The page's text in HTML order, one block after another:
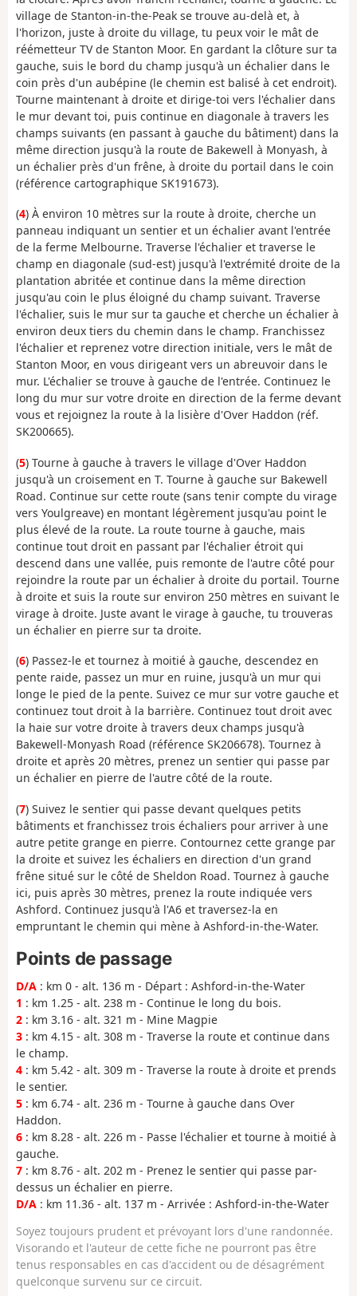
village de Stanton-in-the-Peak se trouve au-delà et, à
l'horizon, juste à droite du village, tu peux voir le mât de
réémetteur TV de Stanton Moor. En gardant la clôture sur ta
gauche, suis le bord du champ jusqu'à un échalier dans le
coin près d'un aubépine (le chemin est balisé à cet endroit).
Tourne maintenant à droite et dirige-toi vers l'échalier dans
le mur devant toi, puis continue en diagonale à travers les
champs suivants (en passant à gauche du bâtiment) dans la
même direction jusqu'à la route de Bakewell à Monyash, à
un échalier près d'un frêne, à droite du portail dans le coin
(référence cartographique SK191673).
(4) À environ 10 mètres sur la route à droite, cherche un
panneau indiquant un sentier et un échalier avant l'entrée
de la ferme Melbourne. Traverse l'échalier et traverse le
champ en diagonale (sud-est) jusqu'à l'extrémité droite de la
plantation abritée et continue dans la même direction
jusqu'au coin le plus éloigné du champ suivant. Traverse
l'échalier, suis le mur sur ta gauche et cherche un échalier à
environ deux tiers du chemin dans le champ. Franchissez
l'échalier et reprenez votre direction initiale, vers le mât de
Stanton Moor, en vous dirigeant vers un abreuvoir dans le
mur. L'échalier se trouve à gauche de l'entrée. Continuez le
long du mur sur votre droite en direction de la ferme devant
vous et rejoignez la route à la lisière d'Over Haddon (réf.
SK200665).
(5) Tourne à gauche à travers le village d'Over Haddon
jusqu'à un croisement en T. Tourne à gauche sur Bakewell
Road. Continue sur cette route (sans tenir compte du virage
vers Youlgreave) en montant légèrement jusqu'au point le
plus élevé de la route. La route tourne à gauche, mais
continue tout droit en passant par l'échalier étroit qui
descend dans une vallée, puis remonte de l'autre côté pour
rejoindre la route par un échalier à droite du portail. Tourne
à droite et suis la route sur environ 250 mètres en suivant le
virage à droite. Juste avant le virage à gauche, tu trouveras
un échalier en pierre sur ta droite.
(6) Passez-le et tournez à moitié à gauche, descendez en
pente raide, passez un mur en ruine, jusqu'à un mur qui
longe le pied de la pente. Suivez ce mur sur votre gauche et
continuez tout droit à la barrière. Continuez tout droit avec
la haie sur votre droite à travers deux champs jusqu'à
Bakewell-Monyash Road (référence SK206678). Tournez à
droite et après 20 mètres, prenez un sentier qui passe par
un échalier en pierre de l'autre côté de la route.
(7) Suivez le sentier qui passe devant quelques petits
bâtiments et franchissez trois échaliers pour arriver à une
autre petite grange en pierre. Contournez cette grange par
la droite et suivez les échaliers en direction d'un grand
frêne situé sur le côté de Sheldon Road. Tournez à gauche
ici, puis après 30 mètres, prenez la route indiquée vers
Ashford. Continuez jusqu'à l'A6 et traversez-la en
empruntant le chemin qui mène à Ashford-in-the-Water.
Points de passage
D/A : km 0 - alt. 136 m - Départ : Ashford-in-the-Water
1 : km 1.25 - alt. 238 m - Continue le long du bois.
2 : km 3.16 - alt. 321 m - Mine Magpie
3 : km 4.15 - alt. 308 m - Traverse la route et continue dans
le champ.
4 : km 5.42 - alt. 309 m - Traverse la route à droite et prends
le sentier.
5 : km 6.74 - alt. 236 m - Tourne à gauche dans Over
Haddon.
6 : km 8.28 - alt. 226 m - Passe l'échalier et tourne à moitié à
gauche.
7 : km 8.76 - alt. 202 m - Prenez le sentier qui passe par-
dessus un échalier en pierre.
D/A : km 11.36 - alt. 137 m - Arrivée : Ashford-in-the-Water
Soyez toujours prudent et prévoyant lors d'une randonnée.
Visorando et l'auteur de cette fiche ne pourront pas être
tenus responsables en cas d'accident ou de désagrément
quelconque survenu sur ce circuit.